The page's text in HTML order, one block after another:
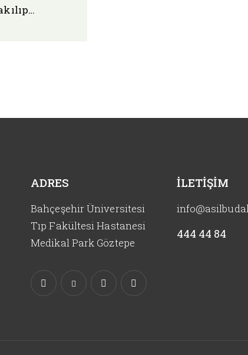
ADRES
Bahçeşehir Üniversitesi
Tıp Fakültesi Hastanesi
Medikal Park Göztepe
İLETIŞIM
444 44 84